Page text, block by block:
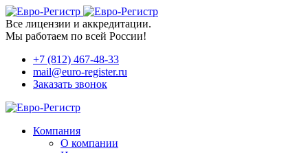
Все лицензии и аккредитации.
Мы работаем по всей России!
+7 (812) 467-48-33
mail@euro-register.ru
Заказать звонок
Компания
О компании